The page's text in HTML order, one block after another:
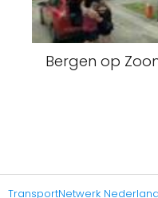
Bergen op
TransportNetwerk Nederland